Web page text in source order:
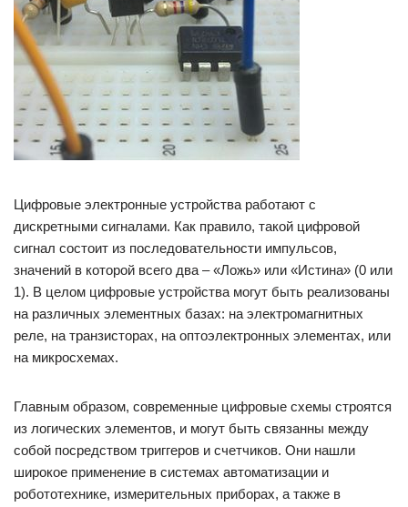
Цифровые электронные устройства работают с
дискретными сигналами. Как правило, такой цифровой
сигнал состоит из последовательности импульсов,
значений в которой всего два – «Ложь» или «Истина» (0 или
1). В целом цифровые устройства могут быть реализованы
на различных элементных базах: на электромагнитных
реле, на транзисторах, на оптоэлектронных элементах, или
на микросхемах.
Главным образом, современные цифровые схемы строятся
из логических элементов, и могут быть связанны между
собой посредством триггеров и счетчиков. Они нашли
широкое применение в системах автоматизации и
робототехнике, измерительных приборах, а также в